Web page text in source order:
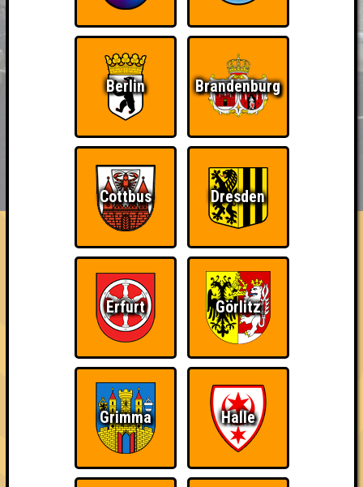
HIGHSCORE RESERVIERUNG
FAQ ÜBER UNS
Die Inquizitoren
Errungenschaften
Kleiner Hinweis: bei uns sind Teams, die in einem Stechen
verlieren, trotzdem auf dem 1. Platz - den haben sie sich
schließlich verdient! Entsprechend gibt es für diese auch
Errungenschaften für den 1. Platz.
Berlin Brandenburg
Cottbus Dresden
Erfurt Görlitz
Grimma Halle